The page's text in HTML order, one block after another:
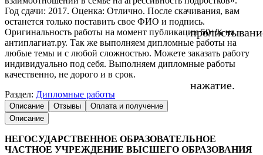
нажатие.
Год сдачи: 2017. Оценка: Отлично. После скачивания, вам
останется только поставить свое ФИО и подпись.
Оригинальность работы на момент публикации 50+% на
антиплагиат.ру. Так же выполняем дипломные работы на
любые темы и с любой сложностью. Можете заказать работу
индивидуально под себя. Выполняем дипломные работы
качественно, не дорого и в срок.
Раздел: Дипломные работы
Описание Отзывы
Оплата и получение
Описание
НЕГОСУДАРСТВЕННОЕ ОБРАЗОВАТЕЛЬНОЕ
ЧАСТНОЕ УЧРЕЖДЕНИЕ ВЫСШЕГО ОБРАЗОВАНИЯ